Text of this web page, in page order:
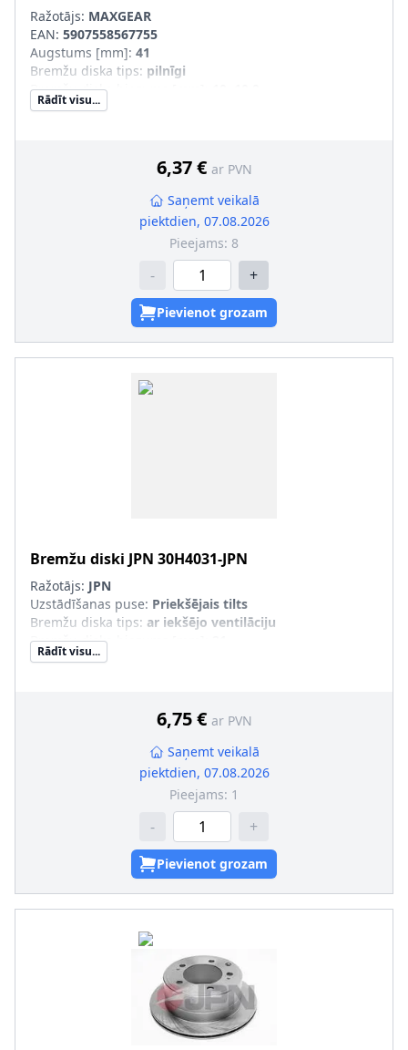
Ražotājs: MAXGEAR
EAN: 5907558567755
Augstums [mm]: 41
Bremžu diska tips: pilnīgi
Bremžu diska biezums [mm]
Minimālais biezums [mm]
Centrējošais diametrs [mm]:
:100
Rādīt visu...
6,37 € ar PVN
Saņemt veikalā
piektdien, 07.08.2026
Pieejams: 8
- +
Pievienot grozam
Bremžu diski JPN 30H4031-JPN
Ražotājs: JPN
Uzstādīšanas puse: Priekšējais tilts
Bremžu diska tips: ar iekšējo ventilāciju
Bremžu diska biezums [mm]
Ārējais diametrs [mm]
Rādīt visu...
6,75 € ar PVN
Saņemt veikalā
piektdien, 07.08.2026
Pieejams: 1
- +
Pievienot grozam